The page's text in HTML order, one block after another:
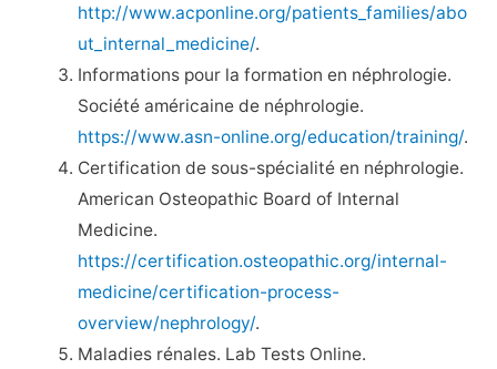
http://www.acponline.org/patients_families/abo
ut_internal_medicine/.
Informations pour la formation en néphrologie.
Société américaine de néphrologie.
https://www.asn-online.org/education/training/.
Certification de sous-spécialité en néphrologie.
American Osteopathic Board of Internal
Medicine.
https://certification.osteopathic.org/internal-
medicine/certification-process-
overview/nephrology/.
Maladies rénales. Lab Tests Online.